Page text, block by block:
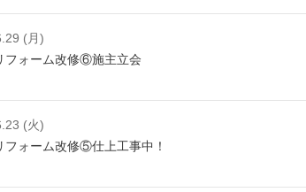
(月)
フォーム改修⑥施主立会
(火)
フォーム改修⑤仕上工事中！